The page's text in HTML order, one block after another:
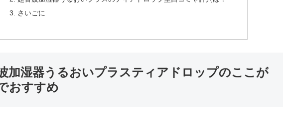
さいごに
加湿器うるおいプラスティアドロップのここが
おすすめ